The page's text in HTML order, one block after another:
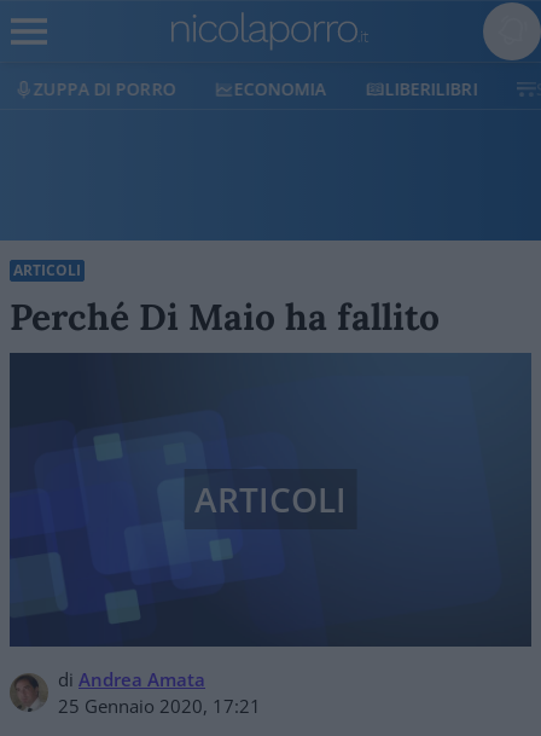
ECONOMIA LIBERILIBRI SHOP SOSTIENICI
ARTICOLI
Perché Di Maio ha fallito
di Andrea Amata
25 Gennaio 2020, 17:21
ARTICOLI